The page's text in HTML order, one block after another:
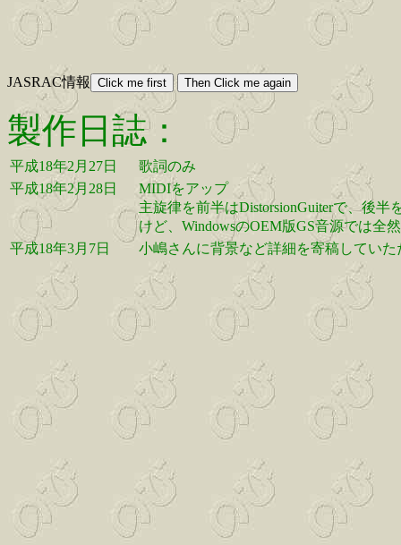
JASRAC情報
製作日誌：
平成18年2月27日
歌詞のみ
平成18年2月28日
MIDIをアップ
主旋律を前半はDistorsionGuiterで、後半
けど、WindowsのOEM版GS音源では全
平成18年3月7日
小嶋さんに背景など詳細を寄稿してい